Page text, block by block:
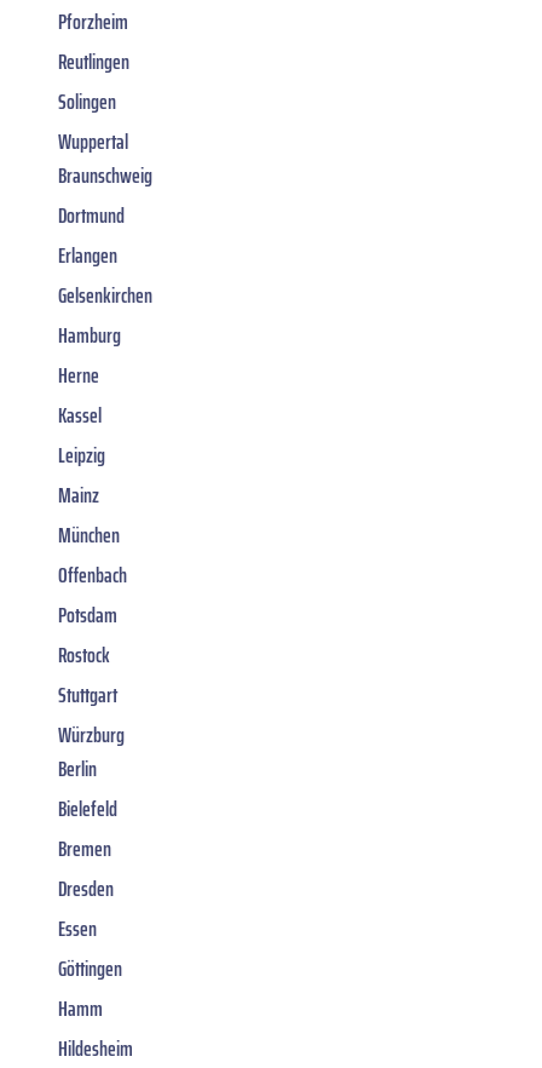
Pforzheim
Reutlingen
Solingen
Wuppertal
Braunschweig
Dortmund
Erlangen
Gelsenkirchen
Hamburg
Herne
Kassel
Leipzig
Mainz
München
Offenbach
Potsdam
Rostock
Stuttgart
Würzburg
Berlin
Bielefeld
Bremen
Dresden
Essen
Göttingen
Hamm
Hildesheim